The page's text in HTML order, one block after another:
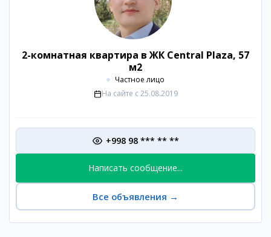
2-комнатная квартира в ЖК Central Plaza, 57
м2
Частное лицо
На сайте с 25.08.2019
+998 98 *** ** **
Написать сообщение...
Все объявления →